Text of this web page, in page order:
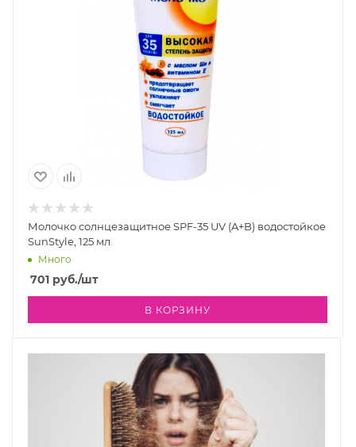
Молочко солнцезащитное SPF-35 UV (A+B) водостойкое
SunStyle, 125 мл
Много
701 руб./шт
В КОРЗИНУ